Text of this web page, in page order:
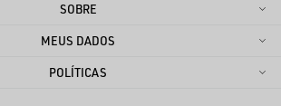
SOBRE
MEUS DADOS
POLÍTICAS